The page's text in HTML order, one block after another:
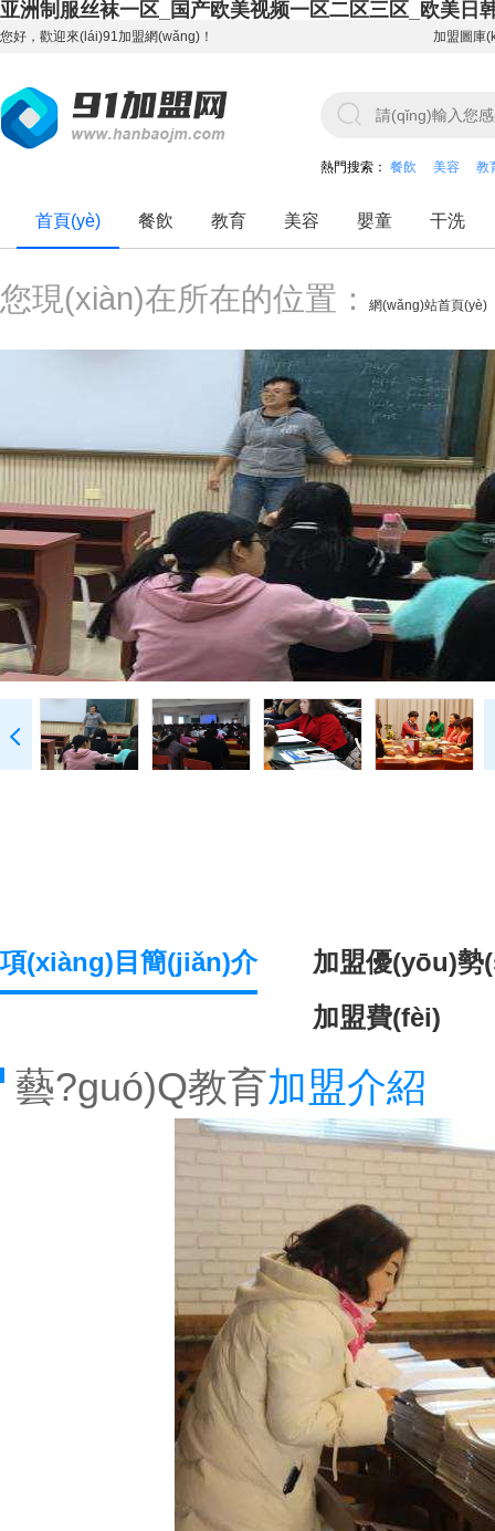
亚洲制服丝袜一区_国产欧美视频一区二区三区_欧美日
您好，歡迎來(lái)91加盟網(wǎng)！ 加盟圖庫
熱門搜索： 餐飲 美容 教
首頁(yè) 餐飲 教育 美容 嬰童 干洗
您現(xiàn)在所在的位置： 網(wǎng)站首頁(yè)
項(xiàng)目簡(jiǎn)介
加盟優(yōu)勢
加盟費(fèi)
藝?guó)Q教育加盟介紹